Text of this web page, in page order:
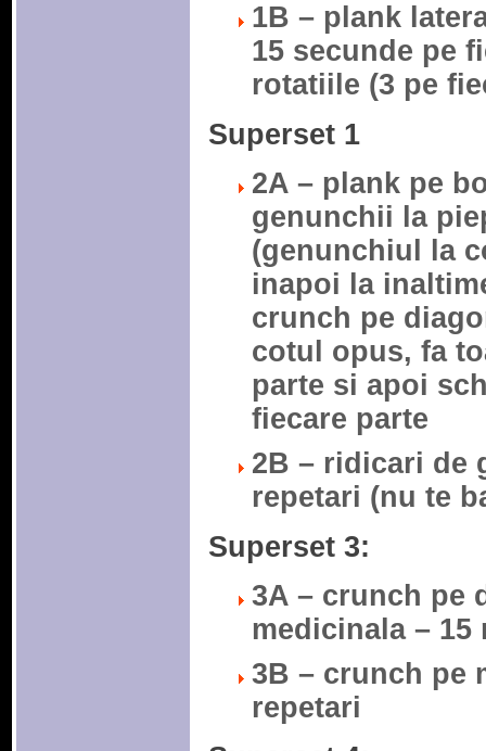
1B – plank
15 secunde pe
rotatiile (3 pe
Superset 1
2A – plank pe
genunchii la
(genunchiul la
inapoi la
crunch pe
cotul opus, fa
parte si apoi
fiecare parte
2B – ridicari de
repetari (nu te
Superset 3:
3A – crunch pe
medicinala – 15
3B – crunch pe
repetari